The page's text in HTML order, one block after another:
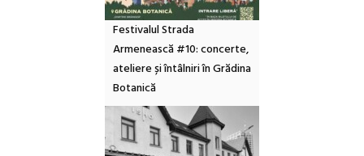
Festivalul Strada
Armenească #10: concerte,
ateliere și întâlniri în Grădina
Botanică